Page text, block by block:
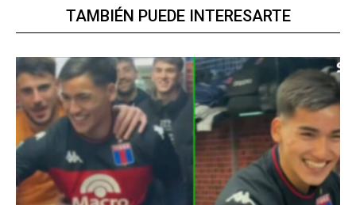
TAMBIÉN PUEDE INTERESARTE